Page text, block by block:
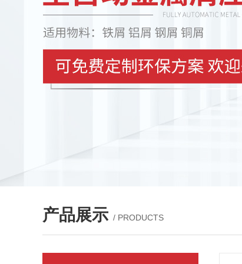
产品展示 / PRODUCTS